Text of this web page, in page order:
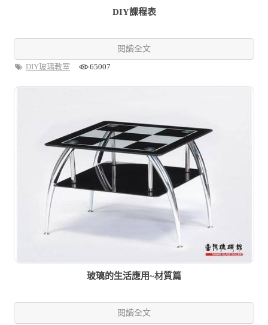
DIY課程表
閱讀全文
DIY玻璃教室
65007
玻璃的生活應用~材質篇
閱讀全文